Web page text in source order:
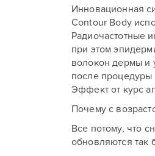
Инновационная
Contour Body
Радиочастотные
при этом
волокон дермы и
после процедуры
Эффект от курс
Почему с
Все потому, что
обновляются так